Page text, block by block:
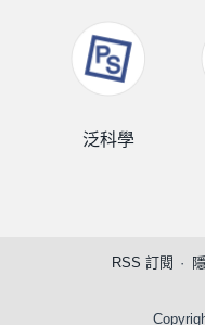
泛科學
RSS 訂閱